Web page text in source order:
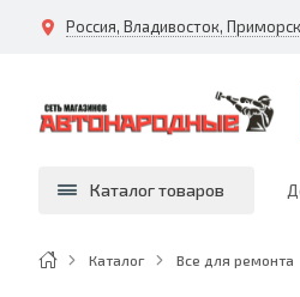
Каталог товаров
Каталог Все для ремонта